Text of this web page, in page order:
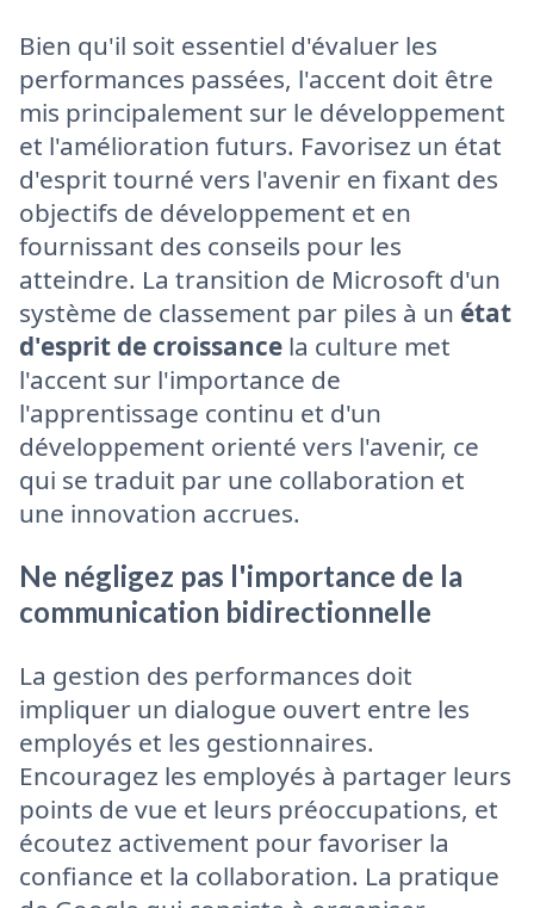
Bien qu'il soit essentiel d'évaluer les
performances passées, l'accent doit être
mis principalement sur le développement
et l'amélioration futurs. Favorisez un état
d'esprit tourné vers l'avenir en fixant des
objectifs de développement et en
fournissant des conseils pour les
atteindre. La transition de Microsoft d'un
système de classement par piles à un état
d'esprit de croissance la culture met
l'accent sur l'importance de
l'apprentissage continu et d'un
développement orienté vers l'avenir, ce
qui se traduit par une collaboration et
une innovation accrues.
Ne négligez pas l'importance de la
communication bidirectionnelle
La gestion des performances doit
impliquer un dialogue ouvert entre les
employés et les gestionnaires.
Encouragez les employés à partager leurs
points de vue et leurs préoccupations, et
écoutez activement pour favoriser la
confiance et la collaboration. La pratique